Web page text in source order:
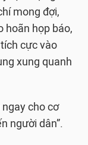
mong đợi,
hoãn họp báo,
cực vào
xung quanh
cho cơ
người dân”.